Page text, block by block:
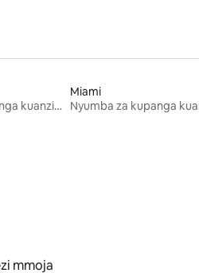
Nyumba za kupanga kuanzia mwezi mmoja
Miami
mmoja